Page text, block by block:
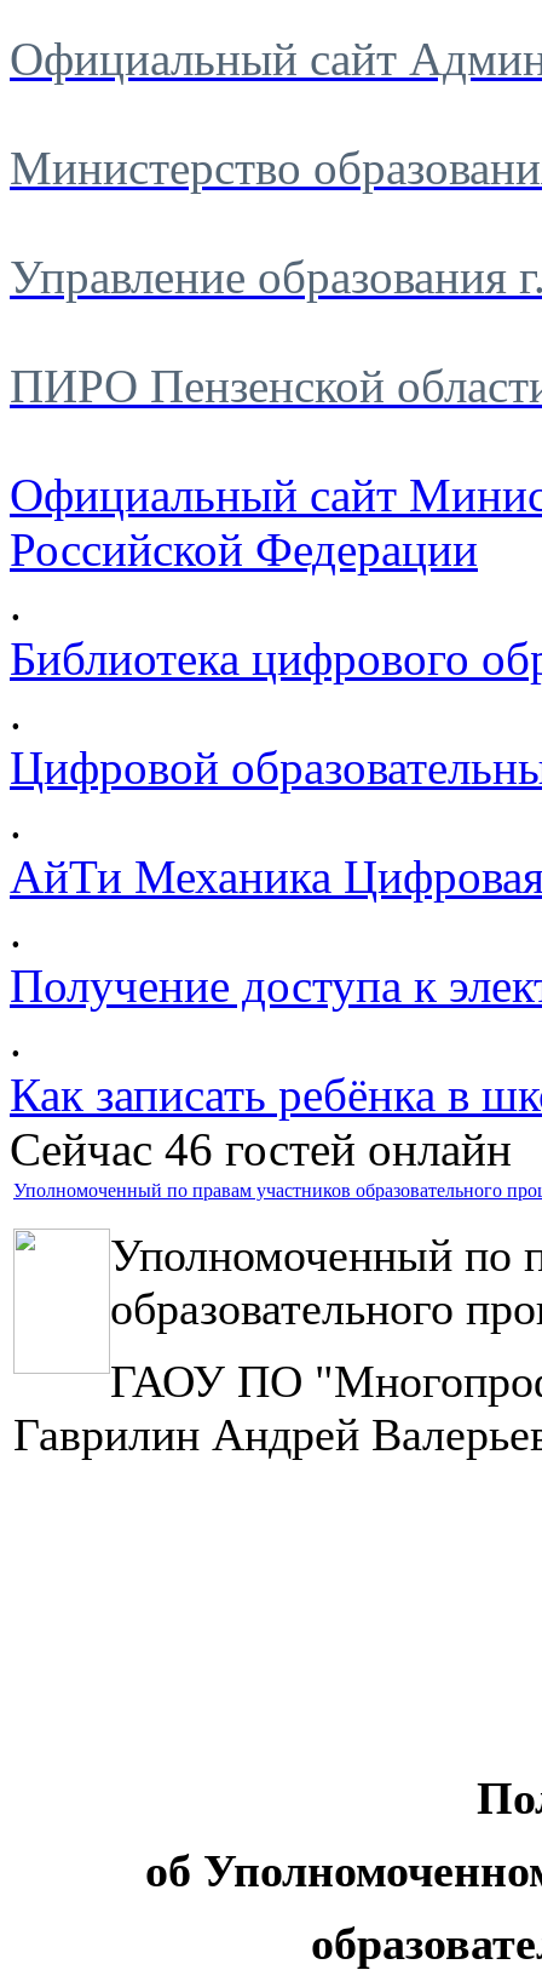
Официальный сайт
Министерство
Управление образования
ПИРО Пензенской
Официальный сайт
Российской Федерации
.
Библиотека цифрового
.
Цифровой
.
АйТи Механика
.
Получение доступа к
.
Как записать ребёнка в
Сейчас 46 гостей онлайн
Уполномоченный по правам участников образовательного
Уполномоченный по
образовательного
ГАОУ ПО
Гаврилин Андрей
об